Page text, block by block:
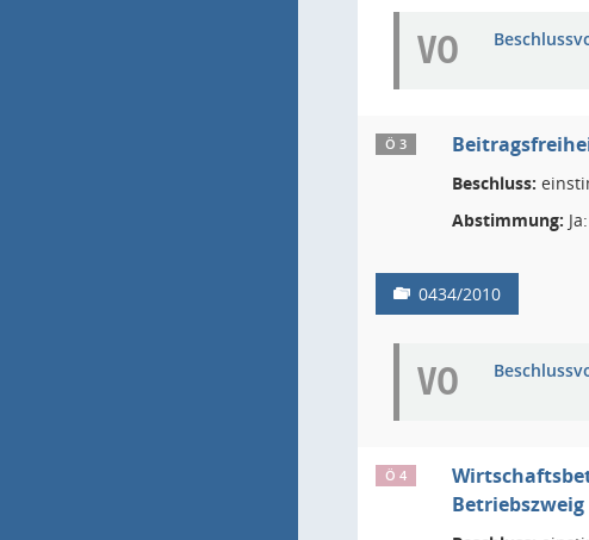
VO
Ö 3
Beschluss:
Abstimmung:
0434/2010
VO
Ö 4